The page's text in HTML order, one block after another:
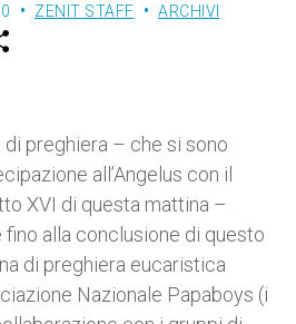
ZENIT STAFF ARCHIVI
preghiera – che si sono
all’Angelus con il
XVI di questa mattina –
alla conclusione di questo
di preghiera eucaristica
Nazionale Papaboys (i